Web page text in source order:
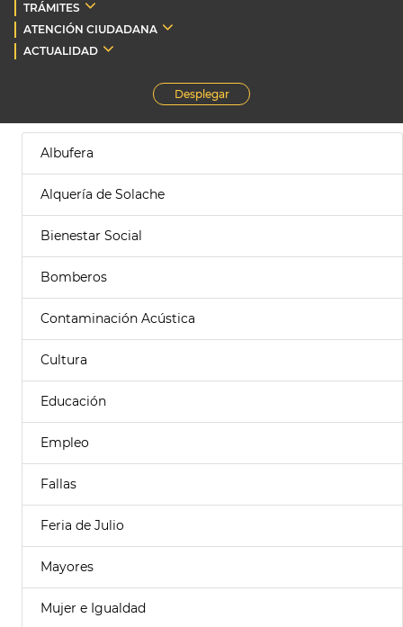
TRÁMITES
ATENCIÓN CIUDADANA
ACTUALIDAD
Desplegar
Albufera
Alquería de Solache
Bienestar Social
Bomberos
Contaminación Acústica
Cultura
Educación
Empleo
Fallas
Feria de Julio
Mayores
Mujer e Igualdad